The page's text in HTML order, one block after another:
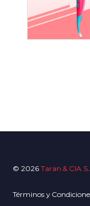
© 2026 Taran & CIA
Términos y